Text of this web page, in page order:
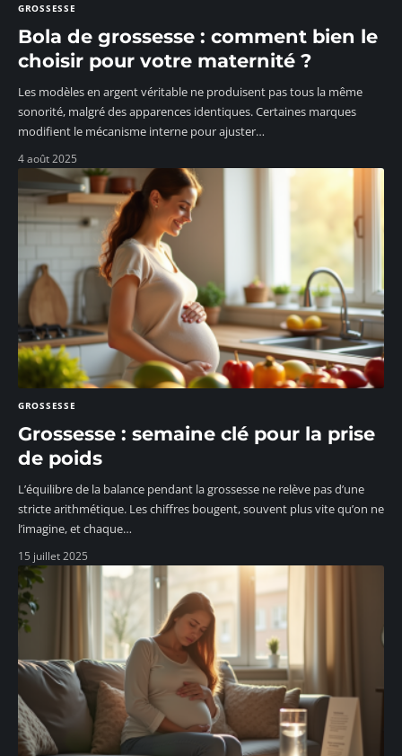
GROSSESSE
Bola de grossesse : comment bien le
choisir pour votre maternité ?
Les modèles en argent véritable ne produisent pas tous la même
sonorité, malgré des apparences identiques. Certaines marques
modifient le mécanisme interne pour ajuster…
4 août 2025
GROSSESSE
Grossesse : semaine clé pour la prise
de poids
L’équilibre de la balance pendant la grossesse ne relève pas d’une
stricte arithmétique. Les chiffres bougent, souvent plus vite qu’on ne
l’imagine, et chaque…
15 juillet 2025